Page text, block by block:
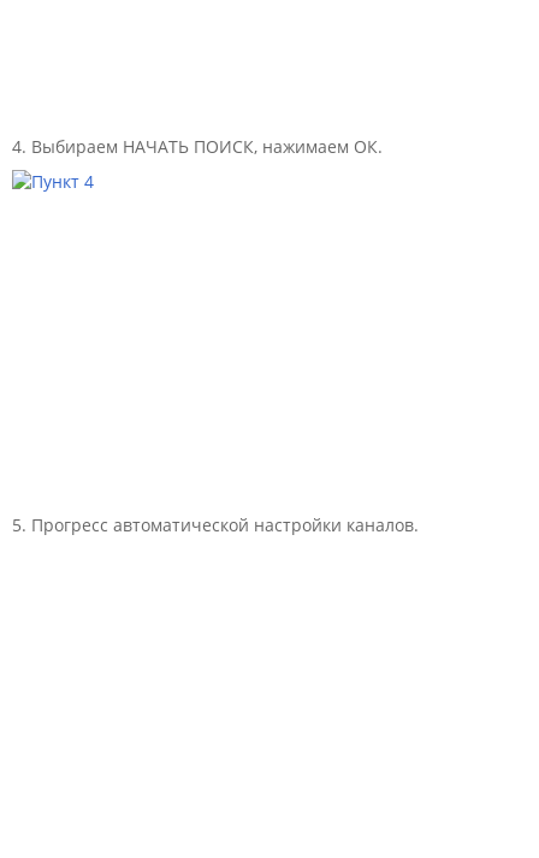
4. Выбираем НАЧАТЬ ПОИСК, нажимаем ОК.
5. Прогресс автоматической настройки каналов.